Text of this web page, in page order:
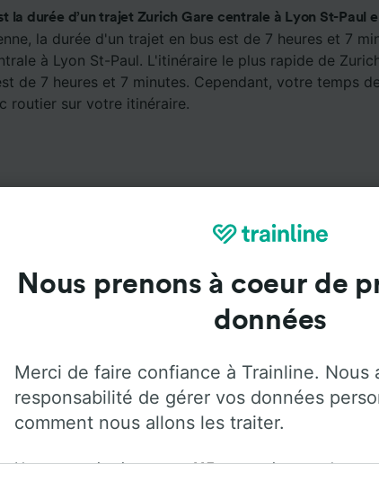
la durée d’un trajet Zurich Gare centrale à Lyon St-Paul
la durée d'un trajet en bus est de 7 heures et 7
à Lyon St-Paul. L'itinéraire le plus rapide de
de 7 heures et 7 minutes. Cependant, votre temps
routier sur votre itinéraire.
Services à bord
voyager de Zurich Gare centrale à Lyon St-Paul
dessous pour plus d'informations sur les services à
Nous prenons à coeur de
données
Merci de faire confiance à Trainline. Nous
responsabilité de gérer vos données
comment nous allons les traiter.
Notre organisation et ses115partenaires stockent